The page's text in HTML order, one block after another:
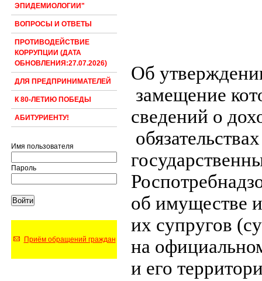
ЭПИДЕМИОЛОГИИ"
ВОПРОСЫ И ОТВЕТЫ
ПРОТИВОДЕЙСТВИЕ
КОРРУПЦИИ (ДАТА
ОБНОВЛЕНИЯ:27.07.2026)
ДЛЯ ПРЕДПРИНИМАТЕЛЕЙ
К 80-ЛЕТИЮ ПОБЕДЫ
АБИТУРИЕНТУ!
Имя пользователя
Пароль
Приём обращений граждан
Об
замещение
сведений о
об имуществе и
их супругов
на
и его